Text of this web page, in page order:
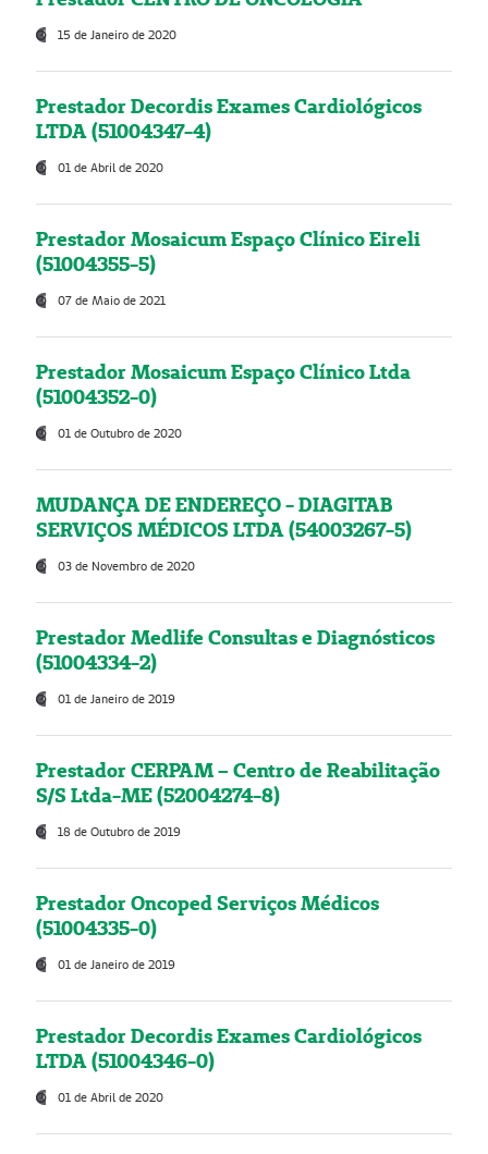
15 de Janeiro de 2020
Prestador Decordis Exames Cardiológicos
LTDA (51004347-4)
01 de Abril de 2020
Prestador Mosaicum Espaço Clínico Eireli
(51004355-5)
07 de Maio de 2021
Prestador Mosaicum Espaço Clínico Ltda
(51004352-0)
01 de Outubro de 2020
MUDANÇA DE ENDEREÇO - DIAGITAB
SERVIÇOS MÉDICOS LTDA (54003267-5)
03 de Novembro de 2020
Prestador Medlife Consultas e Diagnósticos
(51004334-2)
01 de Janeiro de 2019
Prestador CERPAM – Centro de Reabilitação
S/S Ltda-ME (52004274-8)
18 de Outubro de 2019
Prestador Oncoped Serviços Médicos
(51004335-0)
01 de Janeiro de 2019
Prestador Decordis Exames Cardiológicos
LTDA (51004346-0)
01 de Abril de 2020